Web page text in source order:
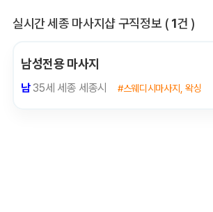
실시간 세종 마사지샵 구직정보 전체 목록
( 1건 )
남성전용 마사지
남35세 세종 세종시 #스웨디시마사지, 왁싱